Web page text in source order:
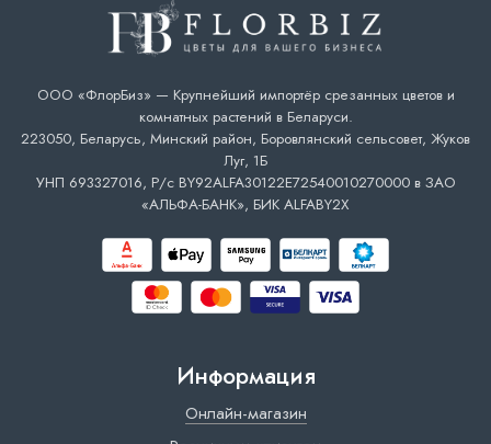
ООО «ФлорБиз» — Крупнейший импортёр срезанных цветов и
комнатных растений в Беларуси.
223050, Беларусь, Минский район, Боровлянский сельсовет, Жуков
Луг, 1Б
УНП 693327016, Р/с BY92ALFA30122E72540010270000 в ЗАО
«АЛЬФА-БАНК», БИК ALFABY2X
Информация
Онлайн-магазин